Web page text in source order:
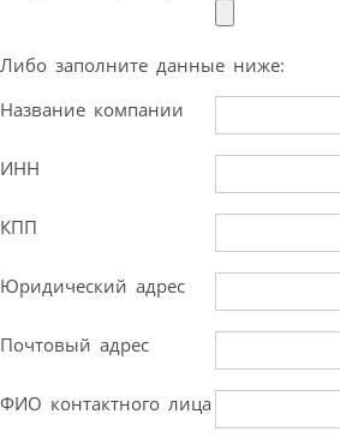
Либо заполните данные ниже:
Название компании
ИНН
КПП
Юридический адрес
Почтовый адрес
ФИО контактного лица